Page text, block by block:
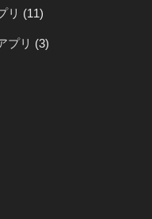
リ (11)
プリ (3)